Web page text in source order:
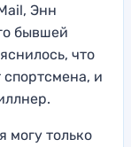
Энн
бывшей
что
спортсмена, и
могу только